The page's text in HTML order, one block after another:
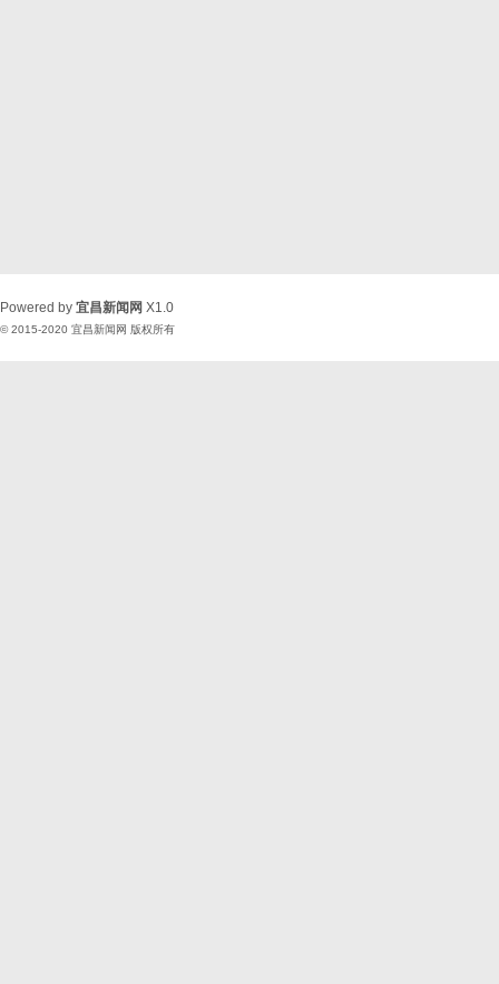
Powered by 宜昌新闻网 X1.0
© 2015-2020 宜昌新闻网 版权所有